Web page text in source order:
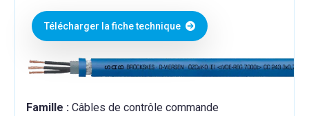
Télécharger la fiche technique
Famille : Câbles de contrôle commande